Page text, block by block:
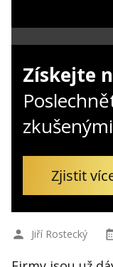
Získejte
Zjistit
Jiří Rostecký